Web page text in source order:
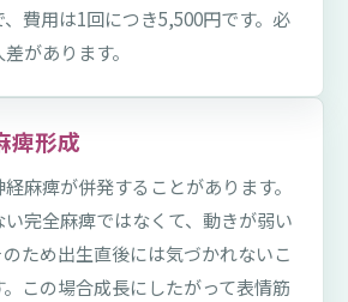
費用は1回につき5,500円です。必
があります。
痺形成
麻痺が併発することがあります。
完全麻痺ではなくて、動きが弱い
ため出生直後には気づかれないこ
この場合成長にしたがって表情筋